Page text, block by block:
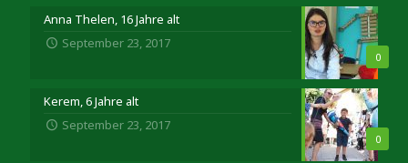
0
Anna Thelen, 16 Jahre alt
September 23, 2017
0
Kerem, 6 Jahre alt
September 23, 2017